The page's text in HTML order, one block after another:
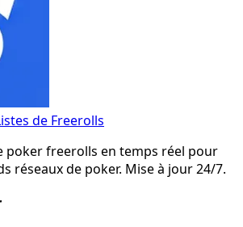
de Freerolls
poker freerolls en temps réel pour
réseaux de poker. Mise à jour 24/7.